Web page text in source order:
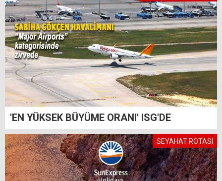
'EN YÜKSEK BÜYÜME ORANI' ISG'DE
SEYAHAT ROTASI